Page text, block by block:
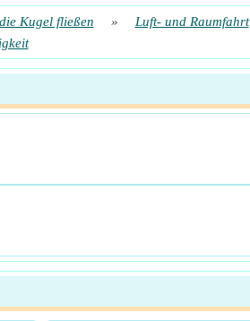
Kugel fließen » Luft- und Raumfahrt